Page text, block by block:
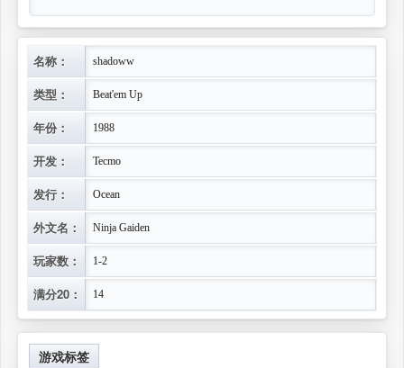
名称： shadoww
类型： Beat'em Up
年份： 1988
开发： Tecmo
发行： Ocean
外文名： Ninja Gaiden
玩家数： 1-2
满分20： 14
游戏标签